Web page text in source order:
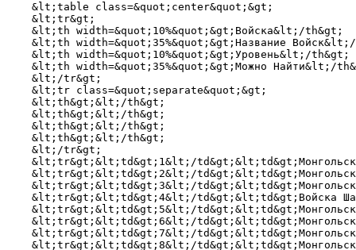
    &lt;table class=&quot;center&quot;&gt;
    &lt;tr&gt;
    &lt;th width=&quot;10%&quot;&gt;Войска&lt;/th&gt;
&lt;th width=&quot;35%&quot;&gt;Название
    &lt;th width=&quot;10%&quot;&gt;Уровень&lt;/th&gt;
&lt;th width=&quot;35%&quot;&gt;Можно Найти&lt;/
    &lt;/tr&gt;
    &lt;tr class=&quot;separate&quot;&gt;
    &lt;th&gt;&lt;/th&gt;
    &lt;th&gt;&lt;/th&gt;
    &lt;th&gt;&lt;/th&gt;
    &lt;th&gt;&lt;/th&gt;
    &lt;/tr&gt;
&lt;tr&gt;&lt;td&gt;1&lt;/
&lt;tr&gt;&lt;td&gt;2&lt;/
&lt;tr&gt;&lt;td&gt;3&lt;/
&lt;tr&gt;&lt;td&gt;4&lt;/td&gt;&lt;td&gt;Войска
&lt;tr&gt;&lt;td&gt;5&lt;/
&lt;tr&gt;&lt;td&gt;6&lt;/
&lt;tr&gt;&lt;td&gt;7&lt;/
&lt;tr&gt;&lt;td&gt;8&lt;/